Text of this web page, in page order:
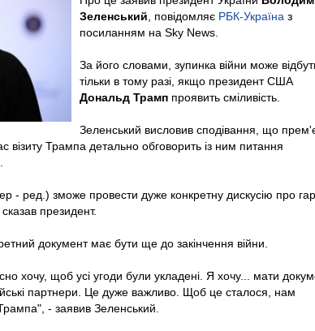
Зеленський , повідомляє РБК-Україна з
посиланням на Sky News.
За його словами, зупинка війни може
тільки в тому разі, якщо президент США
Дональд Трамп проявить сміливість.
Зеленський висловив сподівання, що
візиту Трампа детально обговорить із ним питання
- ред.) зможе провести дуже конкретну дискусію про
президент.
документ має бути ще до закінчення війни.
хочу, щоб усі угоди були укладені. Я хочу... мати
партнери. Це дуже важливо. Щоб це сталося, нам
- заявив Зеленський.